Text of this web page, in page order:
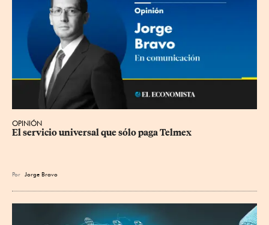
OPINIÓN
El servicio universal que sólo paga Telmex
Por Jorge Bravo